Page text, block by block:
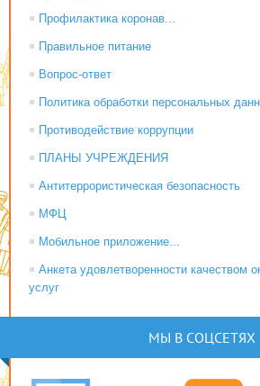
Профилактика коронав...
Правильное питание
Вопрос-ответ
Политика обработки персональных
Противодействие коррупции
ПЛАНЫ УЧРЕЖДЕНИЯ
Антитеррористическая безопасность
МФЦ
Мобильное приложение...
Анкета удовлетворенности качеством
услуг
МЫ В СОЦСЕТЯХ